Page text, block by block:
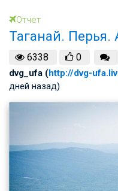
Отчет
Таганай. Перья.
6338 0
dvg_ufa (http://dvg-
дней назад)